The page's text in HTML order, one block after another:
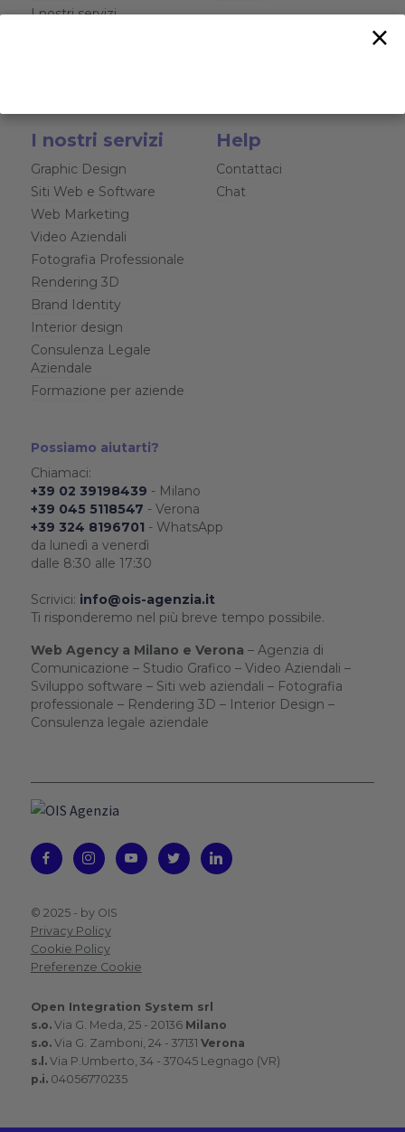
I nostri servizi
I nostri servizi
Graphic Design
Siti Web e Software
Web Marketing
Video Aziendali
Fotografia Professionale
Rendering 3D
Brand Identity
Interior design
Consulenza Legale
Aziendale
Formazione per aziende
Help
Contattaci
Chat
Possiamo aiutarti?
Chiamaci:
+39 02 39198439 - Milano
+39 045 5118547 - Verona
+39 324 8196701 - WhatsApp
da lunedì a venerdì
dalle 8:30 alle 17:30
Scrivici: info@ois-agenzia.it
Ti risponderemo nel più breve tempo possibile.
Web Agency a Milano e Verona – Agenzia di
Comunicazione – Studio Grafico – Video Aziendali –
Sviluppo software – Siti web aziendali – Fotografia
professionale – Rendering 3D – Interior Design –
Consulenza legale aziendale
© 2025 - by OIS
Privacy Policy
Cookie Policy
Preferenze Cookie
Open Integration System srl
s.o.Via G. Meda, 25 - 20136 Milano
s.o.Via G. Zamboni, 24 - 37131 Verona
s.l.Via P.Umberto, 34 - 37045 Legnago (VR)
p.i.04056770235
×